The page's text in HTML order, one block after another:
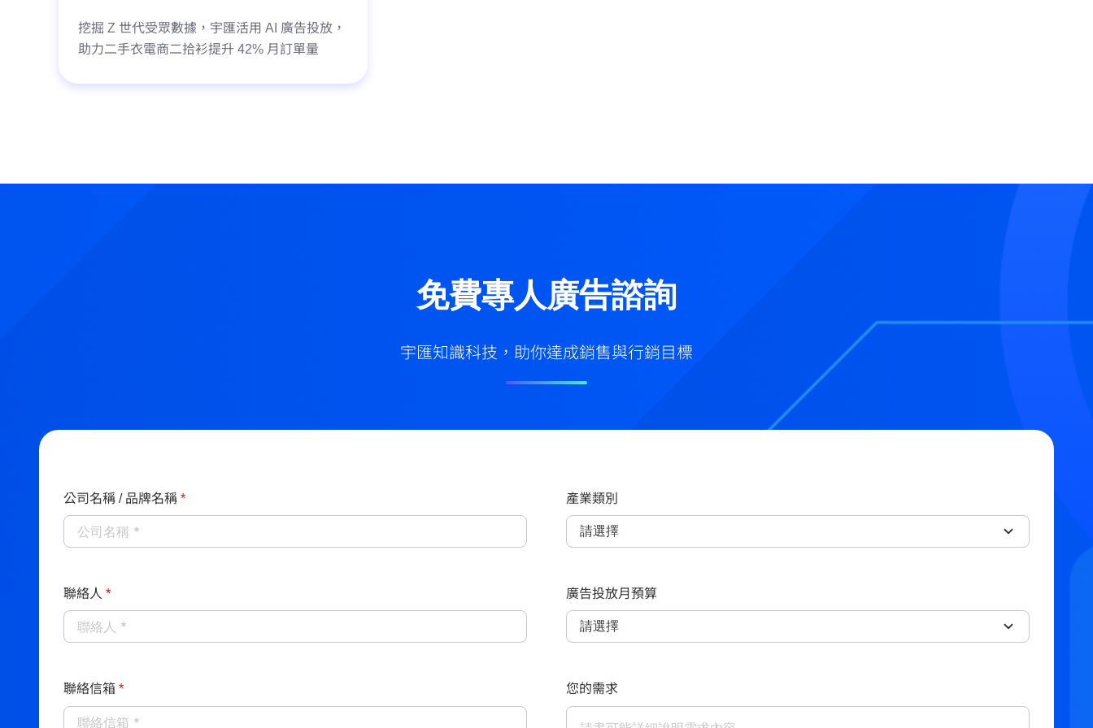
挖掘 Z 世代受眾數據，宇匯活用 AI 廣告投放，
助力二手衣電商二拾衫提升 42% 月訂單量
免費專人廣告諮詢
宇匯知識科技，助你達成銷售與行銷目標
公司名稱 / 品牌名稱 *
聯絡人 *
聯絡信箱 *
產業類別
廣告投放月預算
您的需求